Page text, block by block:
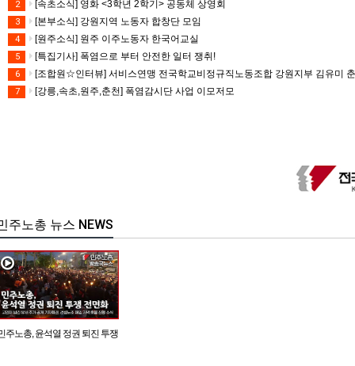
2 [속초소식] 영화 <3학년 2학기> 공동체 상영회
3 [본부소식] 강원지역 노동자 합창단 모임
4 [원주소식] 원주 이주노동자 한국어교실
5 [특집기사] 폭염으로 부터 안전한 일터 쟁취!
6 [조합원☆인터뷰] 서비스연맹 전국학교비정규직노동조합 강원지부 김유미
7 [강릉,속초,원주,춘천] 폭염감시단 사업 이모저모
주노총 뉴스 NEWS
주노총, 윤석열 정권 퇴진 투쟁